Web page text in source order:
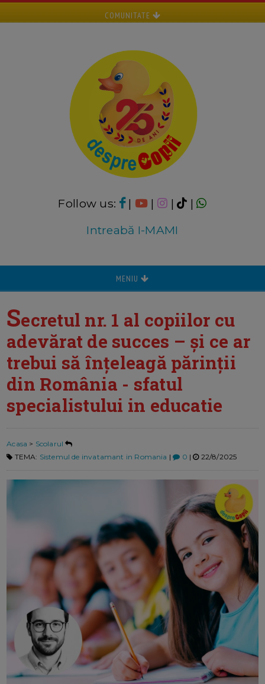
COMUNITATE
Follow us: | | |
|
Intreabă I-MAMI
MENIU
Secretul nr. 1 al copiilor cu
adevărat de succes – și ce ar
trebui să înțeleagă părinții
din România - sfatul
specialistului in educatie
Acasa > Scolarul
TEMA: Sistemul de invatamant in Romania | 0 | 22/8/2025